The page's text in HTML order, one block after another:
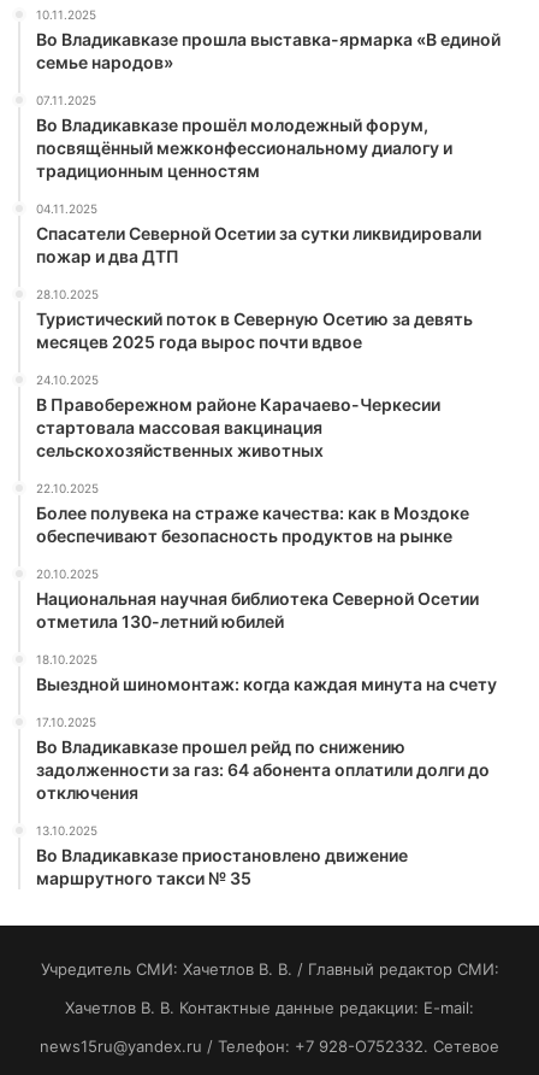
10.11.2025
Во Владикавказе прошла выставка-ярмарка «В единой
семье народов»
07.11.2025
Во Владикавказе прошёл молодежный форум,
посвящённый межконфессиональному диалогу и
традиционным ценностям
04.11.2025
Спасатели Северной Осетии за сутки ликвидировали
пожар и два ДТП
28.10.2025
Туристический поток в Северную Осетию за девять
месяцев 2025 года вырос почти вдвое
24.10.2025
В Правобережном районе Карачаево-Черкесии
стартовала массовая вакцинация
сельскохозяйственных животных
22.10.2025
Более полувека на страже качества: как в Моздоке
обеспечивают безопасность продуктов на рынке
20.10.2025
Национальная научная библиотека Северной Осетии
отметила 130-летний юбилей
18.10.2025
Выездной шиномонтаж: когда каждая минута на счету
17.10.2025
Во Владикавказе прошел рейд по снижению
задолженности за газ: 64 абонента оплатили долги до
отключения
13.10.2025
Во Владикавказе приостановлено движение
маршрутного такси № 35
Учредитель СМИ: Хaчeтлoв B. B. / Главный редактор СМИ:
Хaчeтлoв B. B. Контактные данные редакции: E-mail:
news15ru@yandex.ru / Телефон: +7 928-O752332. Сетевое